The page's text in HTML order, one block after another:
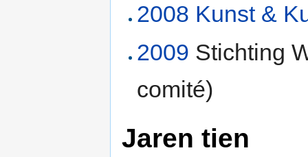
2008 Kunst &
2009 Stichting
comité)
Jaren tien